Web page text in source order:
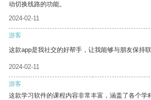
动切换线路的功能。
2024-02-11
游客
这款app是我社交的好帮手，让我能够与朋友保持
2024-02-11
游客
这款学习软件的课程内容非常丰富，涵盖了各个学